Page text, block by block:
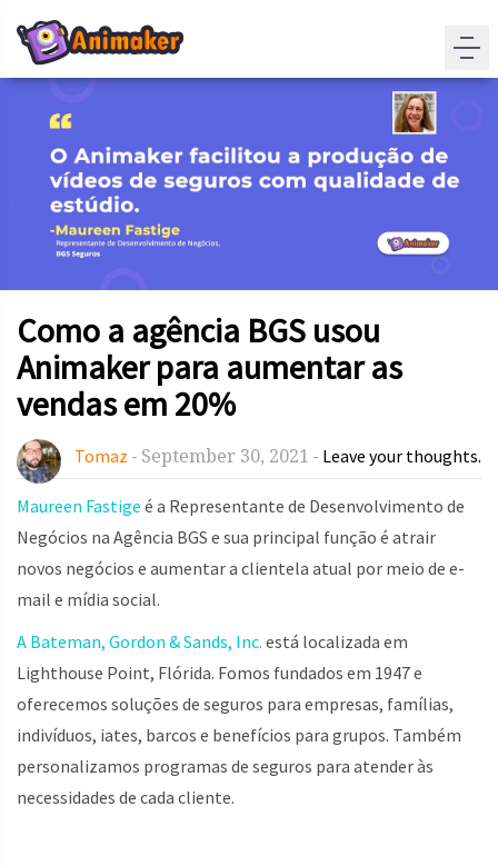
Como a agência BGS usou
Animaker para aumentar as
vendas em 20%
Tomaz - September 30, 2021 - Leave your thoughts.
Maureen Fastige é a Representante de Desenvolvimento de
Negócios na Agência BGS e sua principal função é atrair
novos negócios e aumentar a clientela atual por meio de e-
mail e mídia social.
A Bateman, Gordon & Sands, Inc. está localizada em
Lighthouse Point, Flórida. Fomos fundados em 1947 e
oferecemos soluções de seguros para empresas, famílias,
indivíduos, iates, barcos e benefícios para grupos. Também
personalizamos programas de seguros para atender às
necessidades de cada cliente.